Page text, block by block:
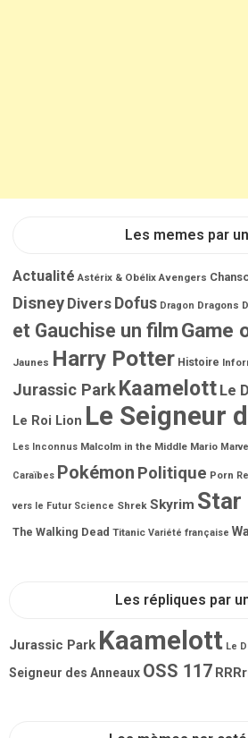
Les memes par
Actualité Astérix & Obélix Avengers
Disney Divers Dofus Dragon Dragons
et Gauchise un film Game
Jaunes Harry Potter Histoire
Jurassic ParkKaamelott Le
Le Roi Lion Le Seigneur
Les Inconnus Malcolm in the Middle Mario
Caraïbes Pokémon Politique Porn
vers le Futur Science Shrek Skyrim Star
The Walking Dead Titanic Variété française
Les répliques par
Jurassic Park Kaamelott Le
Seigneur des Anneaux OSS 117